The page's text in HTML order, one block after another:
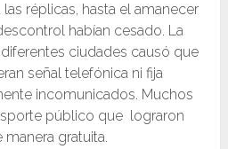
réplicas, hasta el amanecer
habían cesado. La
ciudades causó que
señal telefónica ni fija
incomunicados. Muchos
público que lograron
gratuita.